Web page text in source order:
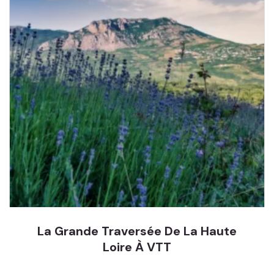
La Grande Traversée De La Haute
Loire À VTT